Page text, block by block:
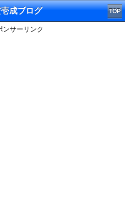
成ブログ TOP
ンサーリンク